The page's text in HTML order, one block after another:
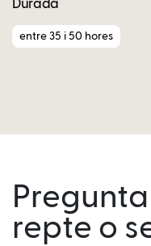
Durada
entre 35 i 50 hores
repte o